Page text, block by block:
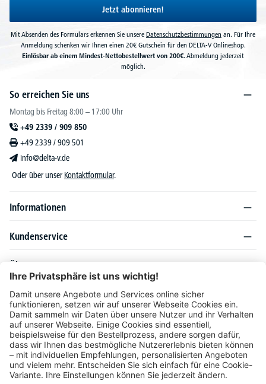
Jetzt abonnieren!
Mit Absenden des Formulars erkennen Sie unsere Datenschutzbestimmungen an. Für Ihre
Anmeldung schenken wir Ihnen einen 20€ Gutschein für den DELTA-V Onlineshop.
Einlösbar ab einem Mindest-Nettobestellwert von 200€.Abmeldung jederzeit
möglich.
So erreichen Sie uns
Montag bis Freitag 8:00 – 17:00 Uhr
+49 2339 / 909 850
+49 2339 / 909 501
info@delta-v.de
Oder über unser Kontaktformular.
Informationen
Kundenservice
Über DELTA-V
Produktsortiment
Ratgeber
Folgen Sie uns auch auf